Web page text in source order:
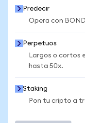
Predecir
Opera con
Perpetuos
Largos o cortos
hasta 50x.
Staking
Pon tu cripto a